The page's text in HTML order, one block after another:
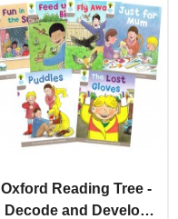
Oxford Reading Tree -
Decode and Develop